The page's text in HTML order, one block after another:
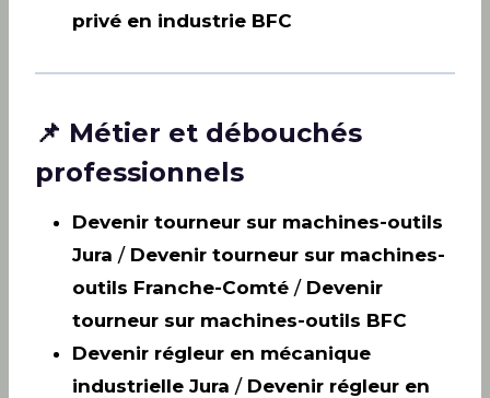
privé en industrie BFC
📌 Métier et débouchés
professionnels
Devenir tourneur sur machines-outils
Jura / Devenir tourneur sur machines-
outils Franche-Comté / Devenir
tourneur sur machines-outils BFC
Devenir régleur en mécanique
industrielle Jura / Devenir régleur en